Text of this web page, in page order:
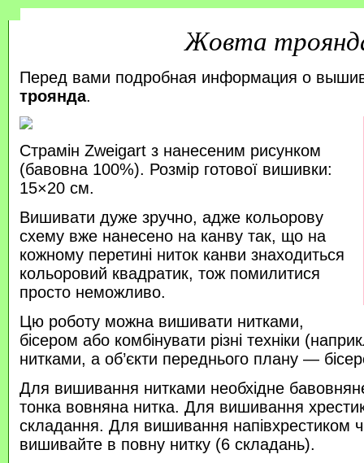
Жовта
Перед вами подробная информация о
троянда.
Страмін Zweigart з нанесеним рисунком
(бавовна 100%). Розмір готової вишивки:
15×20 см.
Вишивати дуже зручно, адже кольорову
схему вже нанесено на канву так, що на
кожному перетині ниток канви знаходиться
кольоровий квадратик, тож помилитися
просто неможливо.
Цю роботу можна вишивати нитками,
бісером або комбінувати різні техніки
нитками, а об’єкти переднього плану —
Для вишивання нитками необхідне
тонка вовняна нитка. Для вишивання
складання. Для вишивання напівхрестиком
вишивайте в повну нитку (6 складань).